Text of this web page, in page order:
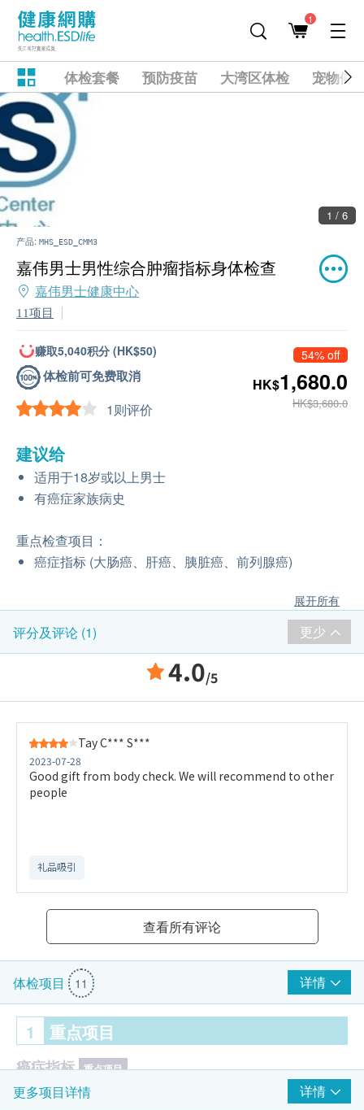
1
体检套餐 预防疫苗 大湾区体检 宠物健
2 / 6
产品: MHS_ESD_CMM3
嘉伟男士男性综合肿瘤指标身体检查
嘉伟男士健康中心
11项目
赚取5,040积分 (HK$50)
体检前可免费取消
1则评价
54% off
HK$1,680.0
HK$3,680.0
建议给
适用于18岁或以上男士
有癌症家族病史
重点检查项目：
癌症指标 (大肠癌、肝癌、胰脏癌、前列腺癌)
展开所有
评分及评论 (1) 更少
4.0/5
Tay C*** S***
2023-07-28
Good gift from body check. We will recommend to other
people
礼品吸引
查看所有评论
体检项目 11 详情
1 重点项目
癌症指标 重点项目
游离前列腺癌抗原/前列腺癌抗原比率
更多项目详情 详情